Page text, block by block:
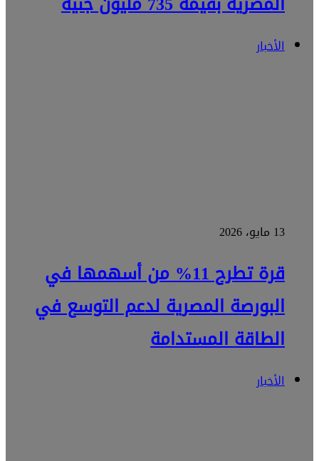
الأخبار
13 مايو، 2026
قرة تطرح 11% من أسهمها في
البورصة المصرية لدعم التوسع في
الطاقة المستدامة
الأخبار